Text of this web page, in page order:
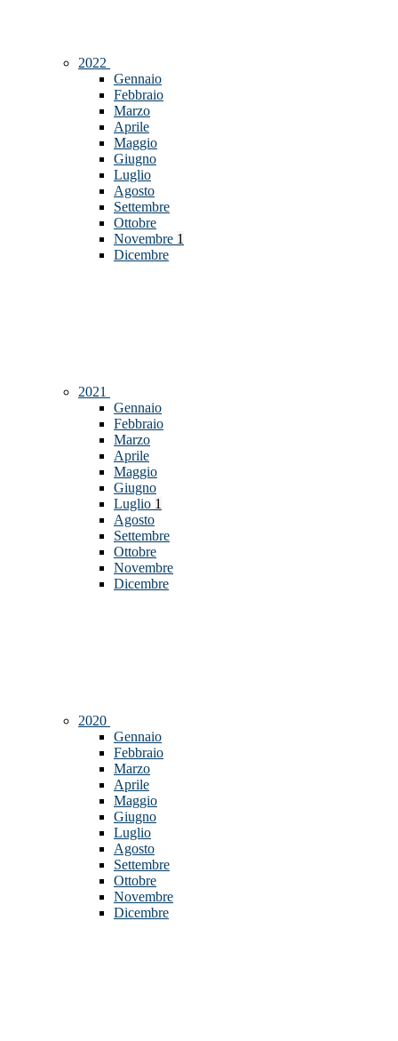
2022
Gennaio
Febbraio
Marzo
Aprile
Maggio
Giugno
Luglio
Agosto
Settembre
Ottobre
Novembre 1
Dicembre
2021
Gennaio
Febbraio
Marzo
Aprile
Maggio
Giugno
Luglio 1
Agosto
Settembre
Ottobre
Novembre
Dicembre
2020
Gennaio
Febbraio
Marzo
Aprile
Maggio
Giugno
Luglio
Agosto
Settembre
Ottobre
Novembre
Dicembre